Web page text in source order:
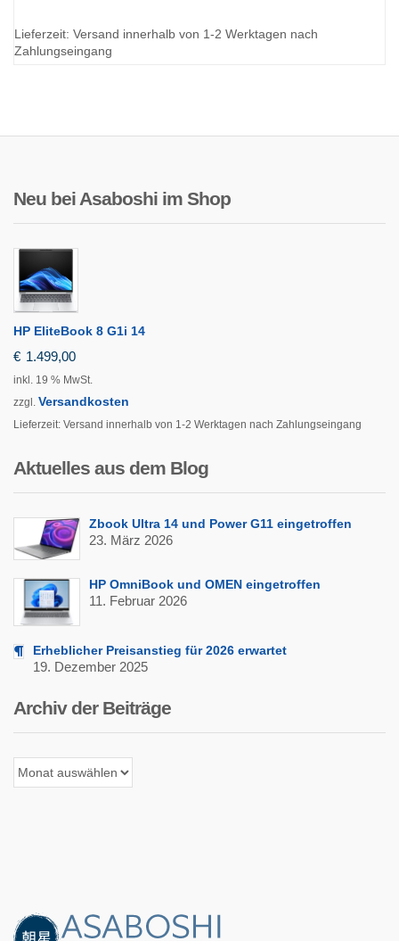
Lieferzeit: Versand innerhalb von 1-2 Werktagen nach
Zahlungseingang
Neu bei Asaboshi im Shop
HP EliteBook 8 G1i 14
€ 1.499,00
inkl. 19 % MwSt.
zzgl. Versandkosten
Lieferzeit: Versand innerhalb von 1-2 Werktagen nach Zahlungseingang
Aktuelles aus dem Blog
Zbook Ultra 14 und Power G11 eingetroffen
23. März 2026
HP OmniBook und OMEN eingetroffen
11. Februar 2026
Erheblicher Preisanstieg für 2026 erwartet
19. Dezember 2025
Archiv der Beiträge
Archiv
der